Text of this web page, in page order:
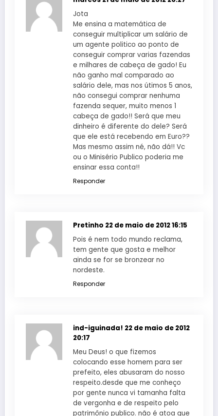
Jota
Me ensina a matemática de
conseguir multiplicar um salário de
um agente politico ao ponto de
conseguir comprar varias fazendas
e milhares de cabeça de gado! Eu
não ganho mal comparado ao
salário dele, mas nos útimos 5 anos,
não consegui comprar nenhuma
fazenda sequer, muito menos 1
cabeça de gado!! Será que meu
dinheiro é diferente do dele? Será
que ele está recebendo em Euro??
Mas mesmo assim né, não dá!! Vc
ou o Minisério Publico poderia me
ensinar essa conta!!
Responder
Pretinho 22 de maio de 2012 16:15
Pois é nem todo mundo reclama,
tem gente que gosta e melhor
ainda se for se bronzear no
nordeste.
Responder
ind-iguinada! 22 de maio de 2012
20:17
Meu Deus! o que fizemos
colocando esse homem para ser
prefeito, eles abusaram do nosso
respeito.desde que me conheço
por gente nunca vi tamanha falta
de vergonha e de respeito pelo
patrimônio publico. não é atoa que